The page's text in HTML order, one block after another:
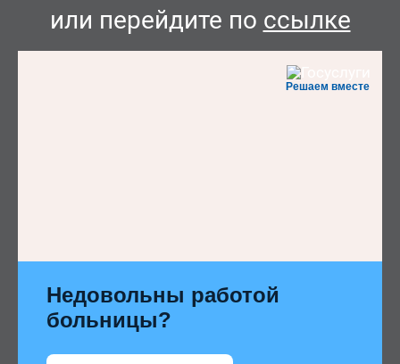
или перейдите по ссылке
Решаем вместе
Недовольны работой
больницы?